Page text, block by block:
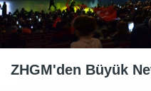
ZHGM'den Büyük